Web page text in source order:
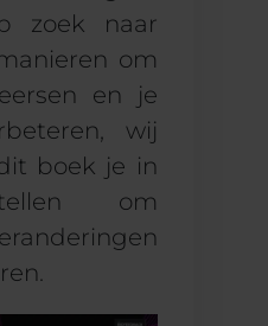
zoek naar
om
en je
, wij
boek je in
om